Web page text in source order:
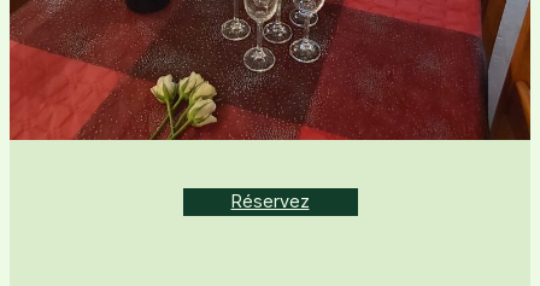
Réservez